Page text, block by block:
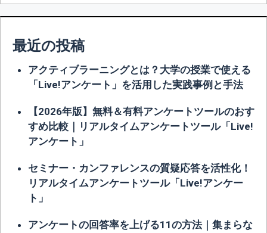
最近の投稿
アクティブラーニングとは？大学の授業で使える
「Live!アンケート」を活用した実践事例と手法
【2026年版】無料＆有料アンケートツールのおす
すめ比較｜リアルタイムアンケートツール「Live!
アンケート」
セミナー・カンファレンスの質疑応答を活性化！
リアルタイムアンケートツール「Live!アンケー
ト」
アンケートの回答率を上げる11の方法｜集まらな